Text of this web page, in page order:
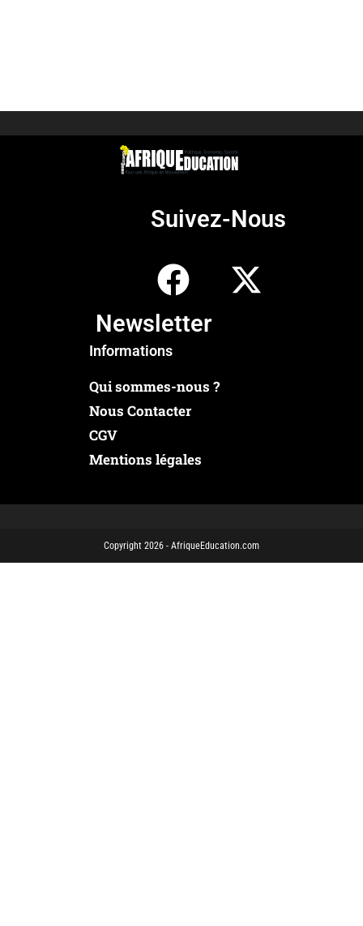
Suivez-Nous
Newsletter
Informations
Qui sommes-nous ?
Nous Contacter
CGV
Mentions légales
Copyright 2026 - AfriqueEducation.com